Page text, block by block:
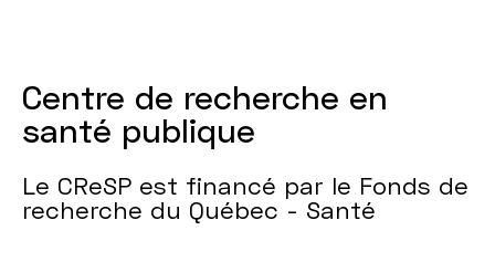
Centre de recherche en
santé publique
Le CReSP est financé par le Fonds de
recherche du Québec - Santé